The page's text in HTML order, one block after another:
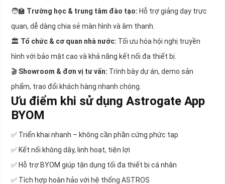
🧑‍🏫 Trường học & trung tâm đào tạo: Hỗ trợ giảng dạy trực
quan, dễ dàng chia sẻ màn hình và âm thanh.
🏛️ Tổ chức & cơ quan nhà nước: Tối ưu hóa hội nghị truyền
hình với bảo mật cao và khả năng kết nối đa thiết bị.
🎬 Showroom & đơn vị tư vấn: Trình bày dự án, demo sản
phẩm, trao đổi khách hàng nhanh chóng.
Ưu điểm khi sử dụng Astrogate App
BYOM
✅ Triển khai nhanh – không cần phần cứng phức tạp
✅ Kết nối không dây, linh hoạt, tiện lợi
✅ Hỗ trợ BYOM giúp tận dụng tối đa thiết bị cá nhân
✅ Tích hợp hoàn hảo với hệ thống ASTROS